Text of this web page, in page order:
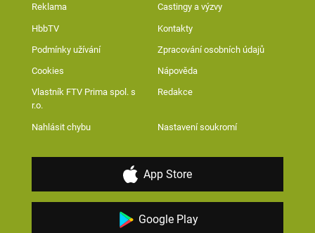
Reklama Castingy a výzvy
HbbTV Kontakty
Podmínky užívání Zpracování osobních údajů
Cookies Nápověda
Vlastník FTV Prima spol. s
r.o.
Redakce
Nahlásit chybu Nastavení soukromí
App Store
Google Play